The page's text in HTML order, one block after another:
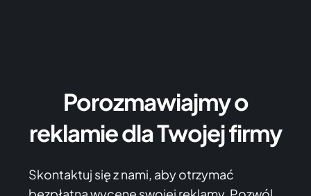
Porozmawiajmy o
reklamie dla Twojej firmy
Skontaktuj się z nami, aby otrzymać